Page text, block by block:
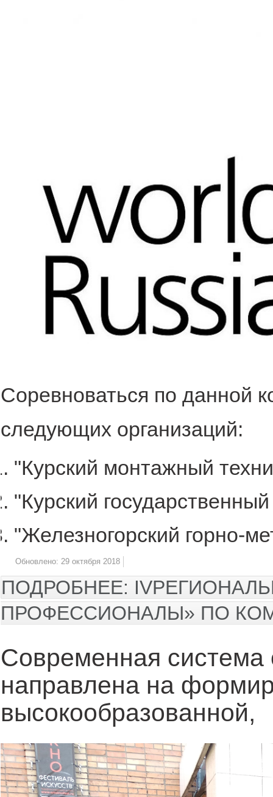
Соревноваться по данной
следующих организаций:
"Курский монтажный
"Курский
"Железногорский горно-
Обновлено: 29 октября 2018
ПОДРОБНЕЕ:
ПРОФЕССИОНАЛЫ» ПО
Современная система
направлена на
высокообразованной,